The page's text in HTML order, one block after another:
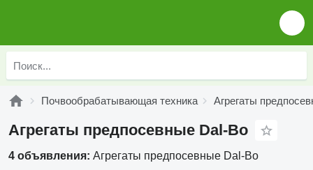
Почвообрабатывающая техника Агрегаты
Агрегаты предпосевные Dal-Bo
4 объявления: Агрегаты предпосевные Dal-Bo